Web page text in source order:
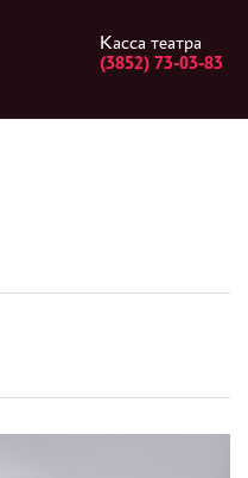
Касса театра
(3852) 73-03-83